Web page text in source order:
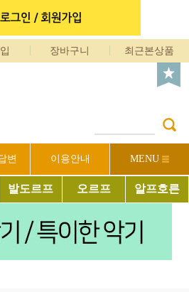
장바구니 최근본상품
변 이용안내 MENU
발도르프 오르프 알프호른